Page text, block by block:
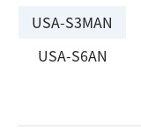
USA-S3MAN
USA-S6AN